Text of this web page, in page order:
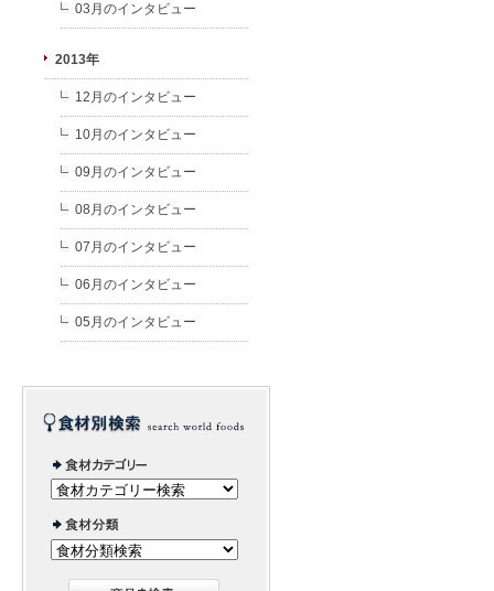
03月のインタビュー
2013年
12月のインタビュー
10月のインタビュー
09月のインタビュー
08月のインタビュー
07月のインタビュー
06月のインタビュー
05月のインタビュー